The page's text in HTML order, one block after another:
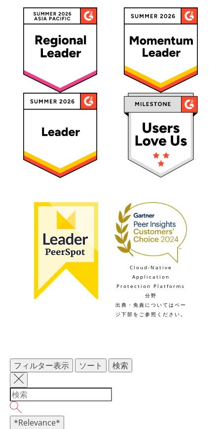
Cloud-Native
Application
Protection Platforms
分野
出典・免責についてはペー
ジ下部をご参照ください。
フィルター表示 ソート 検索
*Relevance*